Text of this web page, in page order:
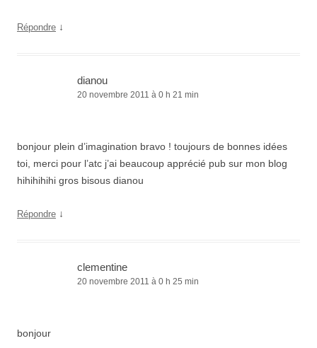
Répondre ↓
dianou
20 novembre 2011 à 0 h 21 min
bonjour plein d’imagination bravo ! toujours de bonnes idées
toi, merci pour l’atc j’ai beaucoup apprécié pub sur mon blog
hihihihihi gros bisous dianou
Répondre ↓
clementine
20 novembre 2011 à 0 h 25 min
bonjour